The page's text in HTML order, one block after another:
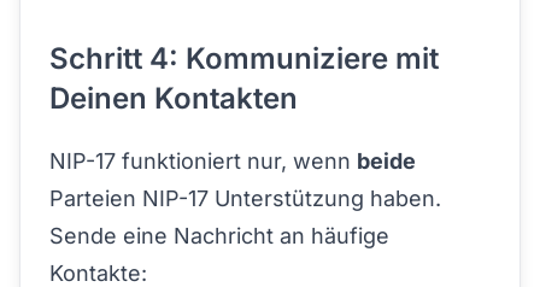
Schritt 4: Kommuniziere mit
Deinen Kontakten
NIP-17 funktioniert nur, wenn beide
Parteien NIP-17 Unterstützung haben.
Sende eine Nachricht an häufige
Kontakte: